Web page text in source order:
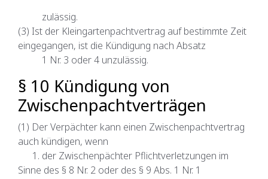
zulässig.
(3) Ist der Kleingartenpachtvertrag auf bestimmte Zeit
eingegangen, ist die Kündigung nach Absatz
1 Nr. 3 oder 4 unzulässig.
§ 10 Kündigung von
Zwischenpachtverträgen
(1) Der Verpächter kann einen Zwischenpachtvertrag
auch kündigen, wenn
1. der Zwischenpächter Pflichtverletzungen im
Sinne des § 8 Nr. 2 oder des § 9 Abs. 1 Nr. 1